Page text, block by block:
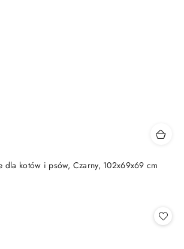
dla kotów i psów, Czarny, 102x69x69 cm